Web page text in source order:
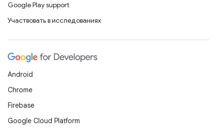
Google Play support
Участвовать в исследованиях
Android
Chrome
Firebase
Google Cloud Platform